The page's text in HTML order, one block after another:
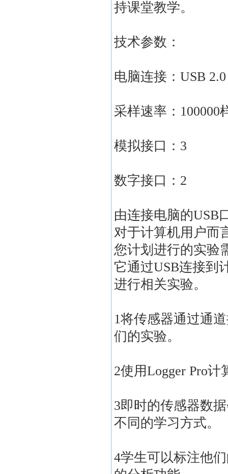
持课堂教学。
技术参数：
电脑连接：USB 2.0
采样速率：100000
模拟接口：3
数字接口：2
由连接电脑的USB
对于计算机用户而
您计划进行的实验
它通过USB连接到
进行相关实验。
1将传感器通过通
们的实验。
2使用Logger Pro
3即时的传感器数
不同的学习方式。
4学生可以标注他